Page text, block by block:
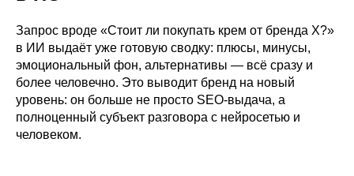
Запрос вроде «Стоит ли покупать крем от бренда X?»
в ИИ выдаёт уже готовую сводку: плюсы, минусы,
эмоциональный фон, альтернативы — всё сразу и
более человечно. Это выводит бренд на новый
уровень: он больше не просто SEO‑выдача, а
полноценный субъект разговора с нейросетью и
человеком.